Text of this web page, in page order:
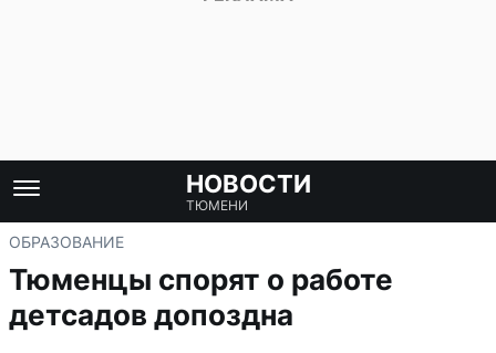
НОВОСТИ
ТЮМЕНИ
ОБРАЗОВАНИЕ
Тюменцы спорят о работе
детсадов допоздна